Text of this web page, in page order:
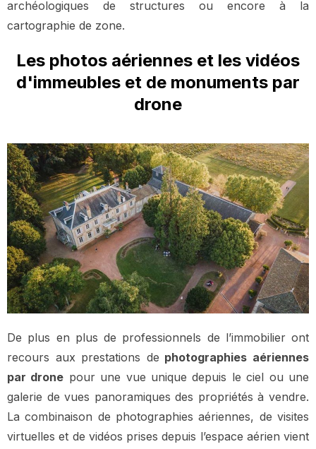
archéologiques de structures ou encore à la
cartographie de zone.
Les photos aériennes et les vidéos
d'immeubles et de monuments par
drone
De plus en plus de professionnels de l’immobilier ont
recours aux prestations de photographies aériennes
par drone pour une vue unique depuis le ciel ou une
galerie de vues panoramiques des propriétés à vendre.
La combinaison de photographies aériennes, de visites
virtuelles et de vidéos prises depuis l’espace aérien vient